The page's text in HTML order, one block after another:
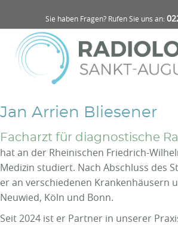
Sie haben Fragen? Rufen Sie uns an:
Jan Arrien Bliesener
Facharzt für diagnostische
hat an der Rheinischen Friedrich-
Medizin studiert. Nach Abschluss des
er an verschiedenen Krankenhäusern
Neuwied, Köln und Bonn.
Seit 2024 ist er Partner in unserer